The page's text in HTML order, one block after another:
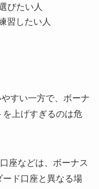
びたい人
習したい人
すい一方で、ボーナ
を上げすぎるのは危
座などは、ボーナス
ド口座と異なる場